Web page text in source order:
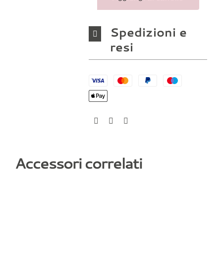
Spedizioni e
resi
Accessori correlati